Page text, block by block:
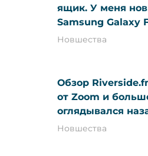
ящик. У меня
Samsung Galaxy
Новшества
Обзор
от Zoom и
оглядывался
Новшества